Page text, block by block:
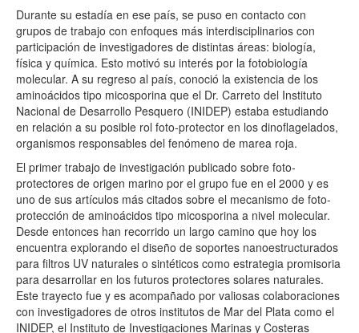
Durante su estadía en ese país, se puso en contacto con
grupos de trabajo con enfoques más interdisciplinarios con
participación de investigadores de distintas áreas: biología,
física y química. Esto motivó su interés por la fotobiología
molecular. A su regreso al país, conoció la existencia de los
aminoácidos tipo micosporina que el Dr. Carreto del Instituto
Nacional de Desarrollo Pesquero (INIDEP) estaba estudiando
en relación a su posible rol foto-protector en los dinoflagelados,
organismos responsables del fenómeno de marea roja.
El primer trabajo de investigación publicado sobre foto-
protectores de origen marino por el grupo fue en el 2000 y es
uno de sus artículos más citados sobre el mecanismo de foto-
protección de aminoácidos tipo micosporina a nivel molecular.
Desde entonces han recorrido un largo camino que hoy los
encuentra explorando el diseño de soportes nanoestructurados
para filtros UV naturales o sintéticos como estrategia promisoria
para desarrollar en los futuros protectores solares naturales.
Este trayecto fue y es acompañado por valiosas colaboraciones
con investigadores de otros institutos de Mar del Plata como el
INIDEP, el Instituto de Investigaciones Marinas y Costeras